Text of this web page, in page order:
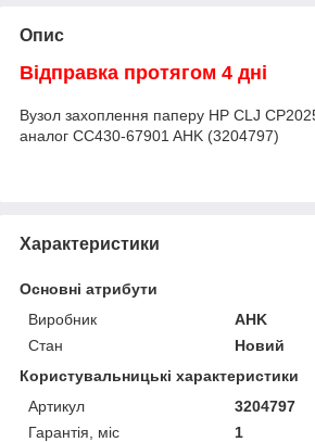
Опис
Відправка протягом 4 дні
Вузол захоплення паперу HP CLJ
аналог CC430-67901 AHK (3204797)
Характеристики
Основні атрибути
Виробник
AHK
Стан
Новий
Користувальницькі характеристики
Артикул
3204797
Гарантія, міс
1